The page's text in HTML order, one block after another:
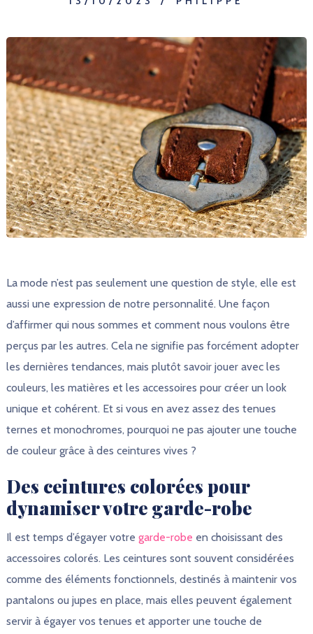
La mode n’est pas seulement une question de style, elle est
aussi une expression de notre personnalité. Une façon
d’affirmer qui nous sommes et comment nous voulons être
perçus par les autres. Cela ne signifie pas forcément adopter
les dernières tendances, mais plutôt savoir jouer avec les
couleurs, les matières et les accessoires pour créer un look
unique et cohérent. Et si vous en avez assez des tenues
ternes et monochromes, pourquoi ne pas ajouter une touche
de couleur grâce à des ceintures vives ?
Des ceintures colorées pour
dynamiser votre garde-robe
Il est temps d’égayer votre garde-robe en choisissant des
accessoires colorés. Les ceintures sont souvent considérées
comme des éléments fonctionnels, destinés à maintenir vos
pantalons ou jupes en place, mais elles peuvent également
servir à égayer vos tenues et apporter une touche de